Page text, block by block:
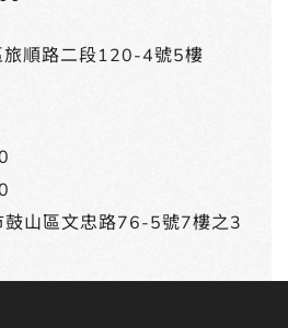
順路二段120-4號5樓
山區文忠路76-5號7樓之3